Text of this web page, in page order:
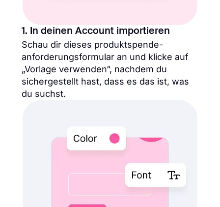
1. In deinen Account importieren
Schau dir dieses produktspende-
anforderungsformular an und klicke auf
„Vorlage verwenden“, nachdem du
sichergestellt hast, dass es das ist, was
du suchst.